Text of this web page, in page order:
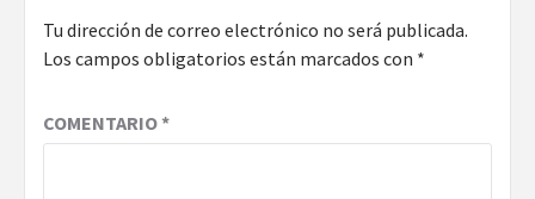
Tu dirección de correo electrónico no será publicada.
Los campos obligatorios están marcados con *
COMENTARIO*